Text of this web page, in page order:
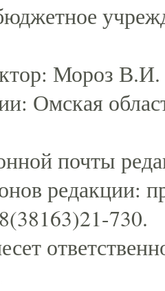
Мороз В.И.
Омская
почты
редакции:
730.